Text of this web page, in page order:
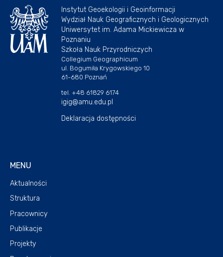
Instytut Geoekologii i Geoinformacji
Wydział Nauk Geograficznych i Geologicznych
Uniwersytet im. Adama Mickiewicza w
Poznaniu
Szkoła Nauk Przyrodniczych
Collegium Geographicum
ul. Bogumiła Krygowskiego 10
61-680 Poznań
tel. +48 61829 6174
igig@amu.edu.pl
Deklaracja dostępności
MENU
Aktualności
Struktura
Pracownicy
Publikacje
Projekty